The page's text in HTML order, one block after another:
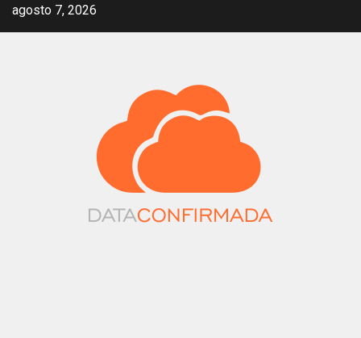
Saltar
agosto 7, 2026